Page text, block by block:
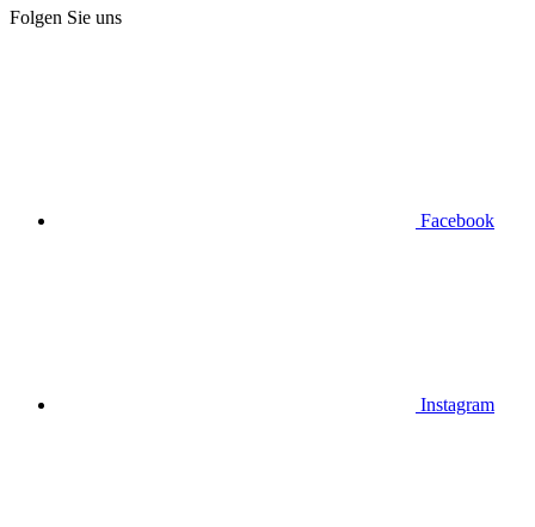
Folgen Sie uns
Facebook
Instagram